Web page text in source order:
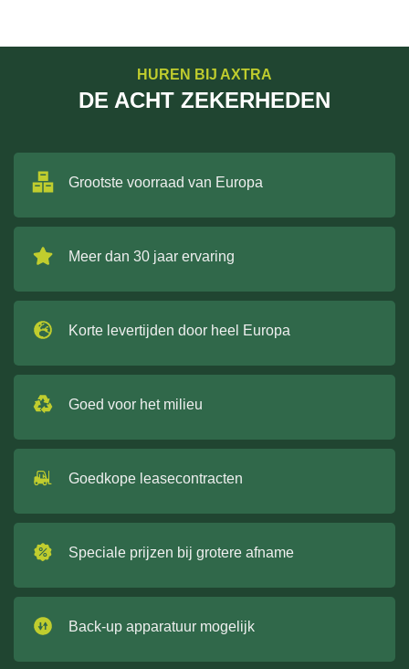
HUREN BIJ AXTRA
DE ACHT ZEKERHEDEN
Grootste voorraad van Europa
Meer dan 30 jaar ervaring
Korte levertijden door heel Europa
Goed voor het milieu
Goedkope leasecontracten
Speciale prijzen bij grotere afname
Back-up apparatuur mogelijk